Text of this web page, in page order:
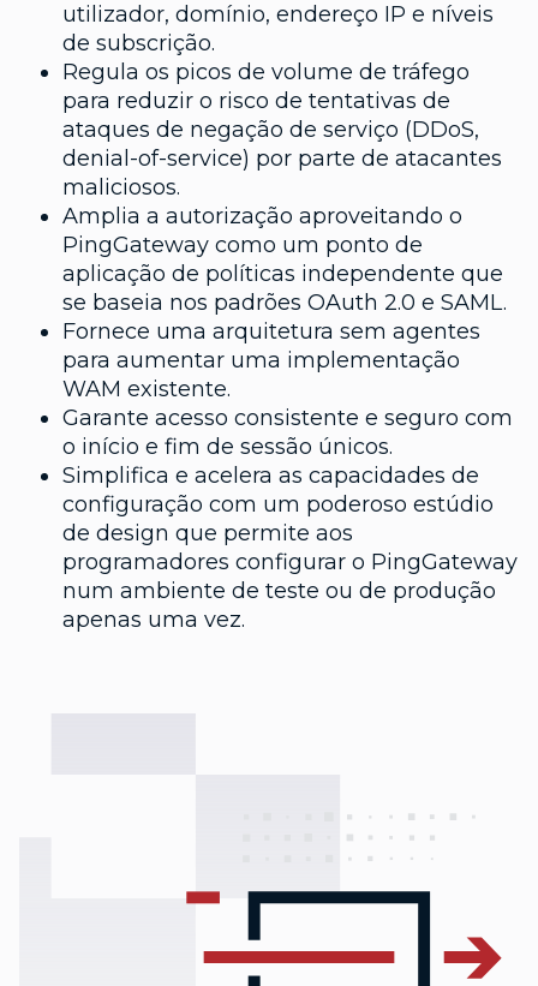
utilizador, domínio, endereço IP e níveis
de subscrição.
Regula os picos de volume de tráfego
para reduzir o risco de tentativas de
ataques de negação de serviço (DDoS,
denial-of-service) por parte de atacantes
maliciosos.
Amplia a autorização aproveitando o
PingGateway como um ponto de
aplicação de políticas independente que
se baseia nos padrões OAuth 2.0 e SAML.
Fornece uma arquitetura sem agentes
para aumentar uma implementação
WAM existente.
Garante acesso consistente e seguro com
o início e fim de sessão únicos.
Simplifica e acelera as capacidades de
configuração com um poderoso estúdio
de design que permite aos
programadores configurar o PingGateway
num ambiente de teste ou de produção
apenas uma vez.